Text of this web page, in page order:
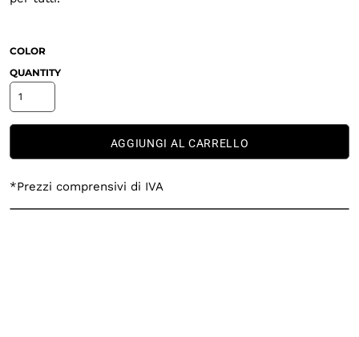
COLOR
QUANTITY
AGGIUNGI AL CARRELLO
*Prezzi comprensivi di IVA